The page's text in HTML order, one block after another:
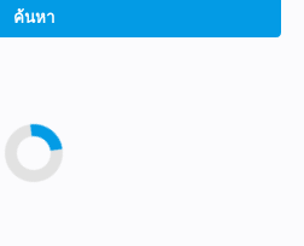
ค้นหา